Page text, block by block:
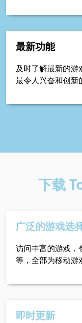
最新功能
及时了解最新的游
最令人兴奋和创新
下载
广泛的游戏选
访问丰富的游戏，
等，全部为移动游
即时更新